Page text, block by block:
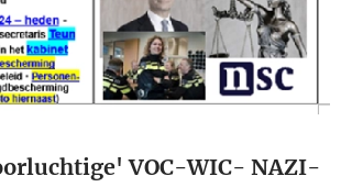
VOC-WIC- NAZI-